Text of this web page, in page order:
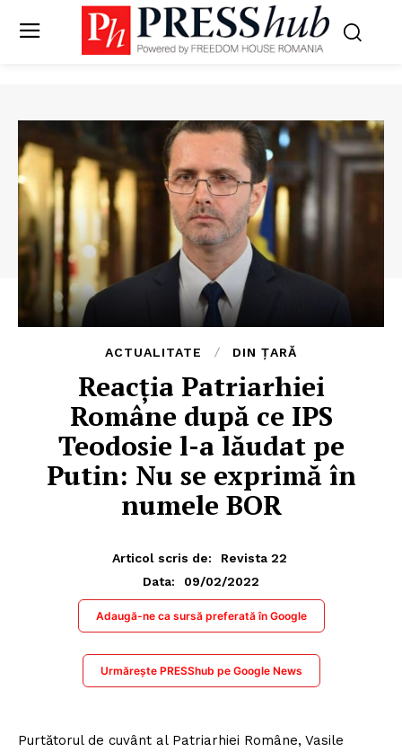
ACTUALITATE DIN ȚARĂ
Reacția Patriarhiei
Române după ce IPS
Teodosie l-a lăudat pe
Putin: Nu se exprimă în
numele BOR
Articol scris de:
Revista 22
Data:
09/02/2022
Adaugă-ne ca sursă preferată în Google
Urmărește PRESShub pe Google News
Purtătorul de cuvânt al Patriarhiei Române, Vasile